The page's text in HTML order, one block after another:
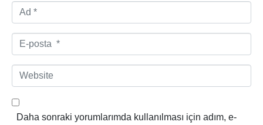
d
*
-
p
t
W
e
b
Daha sonraki yorumlarımda kullanılması için adım, e-